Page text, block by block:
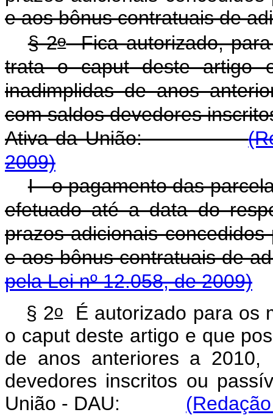
e aos bônus contratuais de
§ 2oFica autorizado, para
trata ocaputdeste artigo
inadimplidas de anos
com saldos devedores
Ativa da União:
2009)
I - o pagamento das
efetuado até a data do
prazos adicionais
e aos bônus
pela Lei nº 12.058, de 2009)
§ 2oÉ autorizado para os
o caputdeste artigo e que
de anos anteriores a 2010,
devedores inscritos ou
União - DAU: